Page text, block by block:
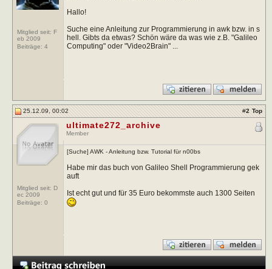
Mitglied seit: F
eb 2009
Beiträge: 4
Hallo!
Suche eine Anleitung zur Programmierung in awk bzw. in s
hell. Gibts da etwas? Schön wäre da was wie z.B. "Galileo
Computing" oder "Video2Brain" ...
25.12.09, 00:02 #2 Top
Mitglied seit: D
ec 2009
Beiträge: 0
ultimate272_archive
Member
[Suche] AWK - Anleitung bzw. Tutorial für n00bs
Habe mir das buch von Galileo Shell Programmierung gek
auft
Ist echt gut und für 35 Euro bekommste auch 1300 Seiten